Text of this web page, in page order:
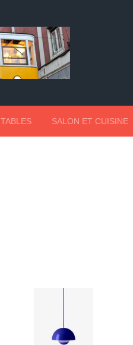
TABLES SALON ET CUISINE